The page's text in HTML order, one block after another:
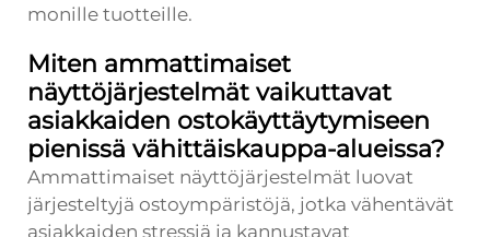
monille tuotteille.
Miten ammattimaiset
näyttöjärjestelmät vaikuttavat
asiakkaiden ostokäyttäytymiseen
pienissä vähittäiskauppa-alueissa?
Ammattimaiset näyttöjärjestelmät luovat
järjesteltyjä ostoympäristöjä, jotka vähentävät
asiakkaiden stressiä ja kannustavat